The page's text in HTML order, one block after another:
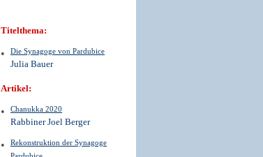
Titelthema:
Die Synagoge von Pardubice
Julia Bauer
Artikel:
Chanukka 2020
Rabbiner Joel Berger
Rekonstruktion der Synagoge